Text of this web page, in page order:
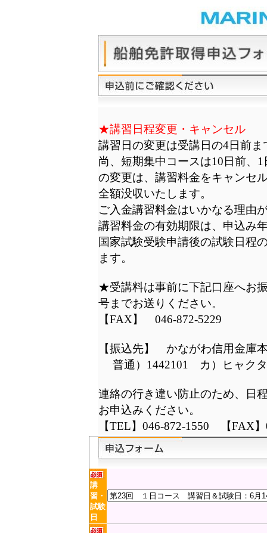
★講習日程変更・キャンセル
講習日の変更は受講日の4日前
尚、短期集中コースは10日前、
の変更は、講習料金をキャンセ
全額没収いたします。
ご入金講習料金はいかなる理由
講習料金の有効期限は、申込み
国家試験受験申請後の試験日程
ます。
★受講料は事前に下記口座へお
号までお送りください。
【FAX】 046-872-5229
【振込先】 かながわ信用金庫
普通）1442101 カ）ヒャク
連絡の行き違い防止のため、日
お申込みください。
【TEL】046-872-1550 【FAX】
講
習・
試験
日